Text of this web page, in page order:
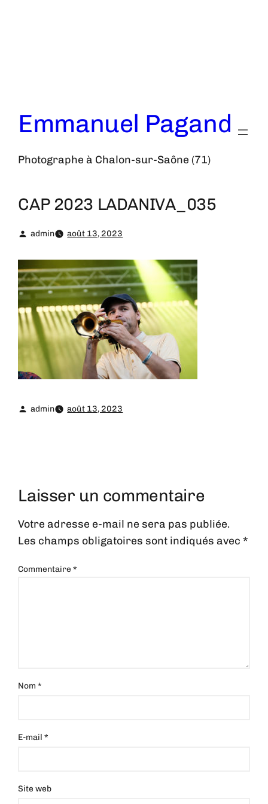
Emmanuel Pagand
Photographe à Chalon-sur-Saône (71)
CAP 2023 LADANIVA_035
admin août 13, 2023
admin août 13, 2023
Laisser un commentaire
Votre adresse e-mail ne sera pas publiée.
Les champs obligatoires sont indiqués avec*
Commentaire*
Nom*
E-mail*
Site web